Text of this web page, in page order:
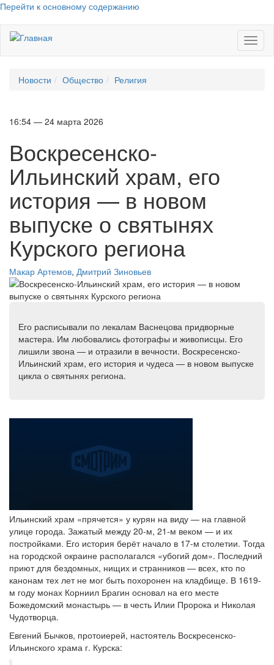
Перейти к основному содержанию
Новости Общество Религия
16:54 — 24 марта 2026
Воскресенско-
Ильинский храм, его
история — в новом
выпуске о святынях
Курского региона
Макар Артемов, Дмитрий Зиновьев
Его расписывали по лекалам Васнецова придворные
мастера. Им любовались фотографы и живописцы. Его
лишили звона — и отразили в вечности. Воскресенско-
Ильинский храм, его история и чудеса — в новом выпуске
цикла о святынях региона.
Ильинский храм «прячется» у курян на виду — на главной
улице города. Зажатый между 20-м, 21-м веком — и их
постройками. Его история берёт начало в 17-м столетии. Тогда
на городской окраине располагался «убогий дом». Последний
приют для бездомных, нищих и странников — всех, кто по
канонам тех лет не мог быть похоронен на кладбище. В 1619-
м году монах Корниил Брагин основал на его месте
Божедомский монастырь — в честь Илии Пророка и Николая
Чудотворца.
Евгений Бычков, протоиерей, настоятель Воскресенско-
Ильинского храма г. Курска: